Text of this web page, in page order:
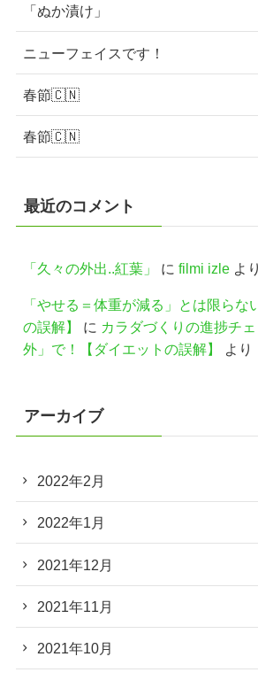
「ぬか漬け」
ニューフェイスです！
春節🇨🇳
春節🇨🇳
最近のコメント
「久々の外出..紅葉」 に filmi izleより
「やせる＝体重が減る」とは限らな
の誤解】
に カラダづくりの進捗チ
外」で！【ダイエットの誤解】
より
アーカイブ
2022年2月
2022年1月
2021年12月
2021年11月
2021年10月